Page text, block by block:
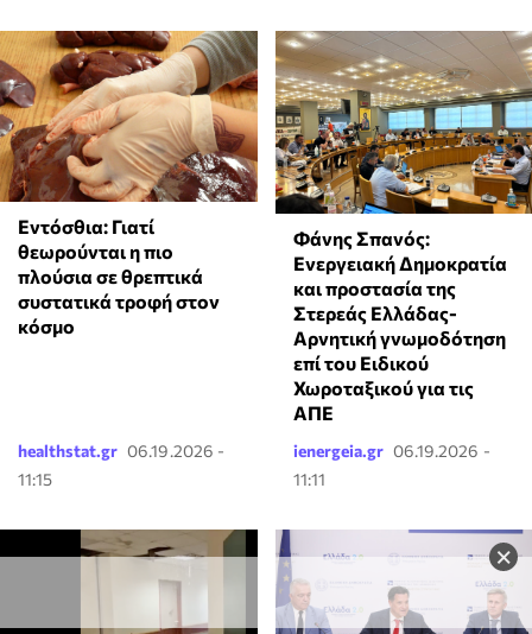
×
Εντόσθια: Γιατί
θεωρούνται η πιο
πλούσια σε θρεπτικά
συστατικά τροφή στον
κόσμο
healthstat.gr 06.19.2026 -
11:15
Φάνης Σπανός:
Ενεργειακή Δημοκρατία
και προστασία της
Στερεάς Ελλάδας-
Αρνητική γνωμοδότηση
επί του Ειδικού
Χωροταξικού για τις
ΑΠΕ
ienergeia.gr 06.19.2026 -
11:11